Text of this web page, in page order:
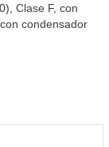
Clase F, con
condensador